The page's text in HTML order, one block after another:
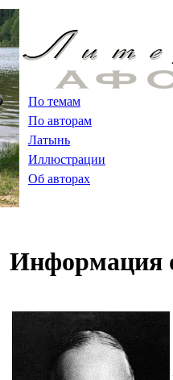
По темам
По авторам
Латынь
Иллюстрации
Об авторах
Информация